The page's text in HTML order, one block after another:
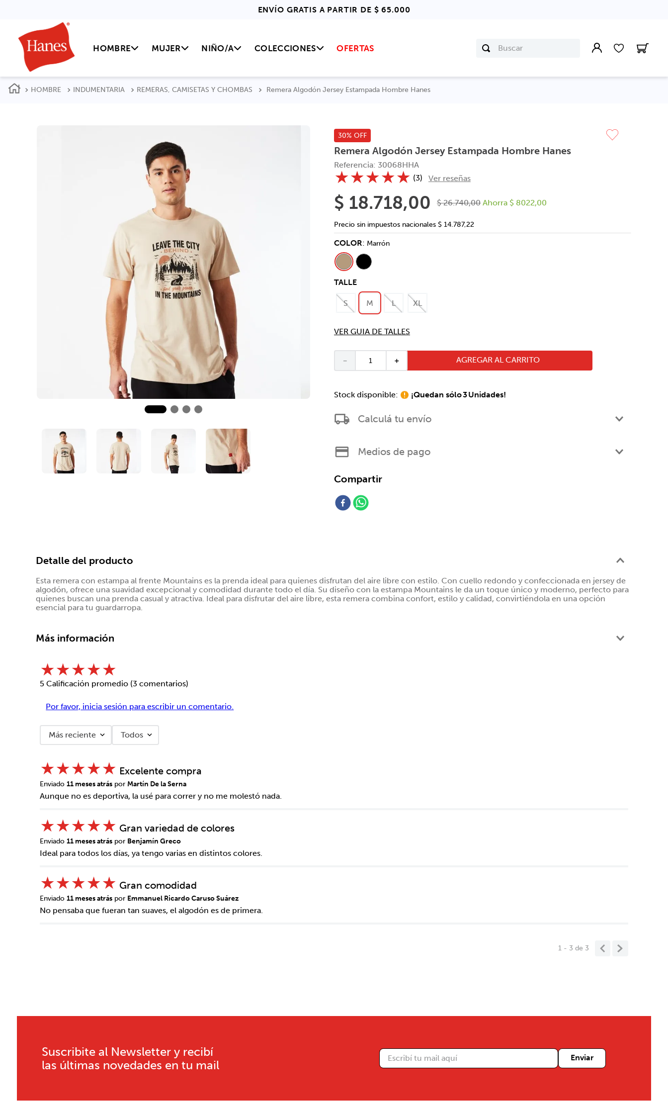
ENVÍO GRATIS A PARTIR DE $ 65.000
HOMBRE MUJER NIÑO/A COLECCIONES OFERTAS
Buscar
HOMBRE INDUMENTARIA REMERAS, CAMISETAS Y CHOMBAS Remera Algodón Jersey Estampada Hombre Hanes
30% OFF
Remera Algodón Jersey Estampada Hombre Hanes
Referencia: 30068HHA
★★★★★ (3) Ver reseñas
$ 18.718,00 $ 26.740,00 Ahorra $ 8022,00
Precio sin impuestos nacionales $ 14.787,22
COLOR: Marrón
TALLE
S M L XL
VER GUIA DE TALLES
＋
－ AGREGAR AL CARRITO
¡Quedan sólo3Unidades!
Calculá tu envío
Medios de pago
Detalle del producto
Esta remera con estampa al frente Mountains es la prenda ideal para quienes disfrutan del aire libre con estilo. Con cuello redondo y confeccionada en jersey de
algodón, ofrece una suavidad excepcional y comodidad durante todo el día. Su diseño con la estampa Mountains le da un toque único y moderno, perfecto para
quienes buscan una prenda casual y atractiva. Ideal para disfrutar del aire libre, esta remera combina confort, estilo y calidad, convirtiéndola en una opción
esencial para tu guardarropa.
Más información
★★★★★
5 Calificación promedio (3 comentarios)
Por favor, inicia sesión para escribir un comentario.
Más reciente Todos
★★★★★ Excelente compra
Enviado 11 meses atrás por Martín De la Serna
Aunque no es deportiva, la usé para correr y no me molestó nada.
★★★★★ Gran variedad de colores
Enviado 11 meses atrás por Benjamín Greco
Ideal para todos los días, ya tengo varias en distintos colores.
★★★★★ Gran comodidad
Enviado 11 meses atrás por Emmanuel Ricardo Caruso Suárez
No pensaba que fueran tan suaves, el algodón es de primera.
1 - 3 de 3
Suscribite al Newsletter y recibí
las últimas novedades en tu mail
Enviar